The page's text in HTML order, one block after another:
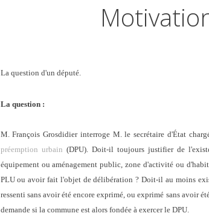
La question d'un député.
La question :
M. François Grosdidier interroge M. le secrétaire d'État
préemption urbain (DPU). Doit-il toujours justifier de
équipement ou aménagement public, zone d'activité ou
PLU ou avoir fait l'objet de délibération ? Doit-il au moins
ressenti sans avoir été encore exprimé, ou exprimé sans
demande si la commune est alors fondée à exercer le DPU.